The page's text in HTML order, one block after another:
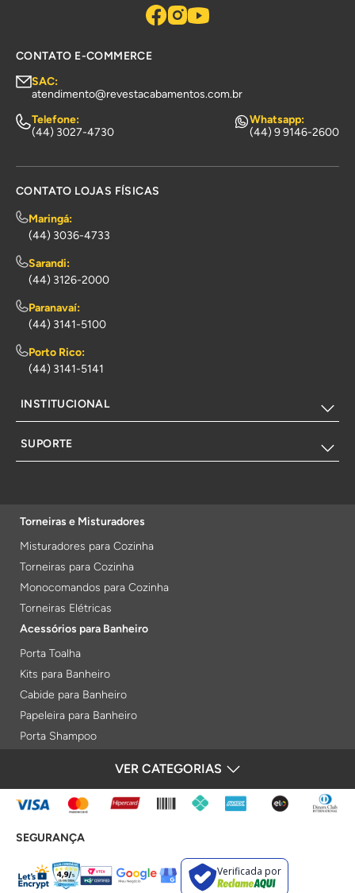
CONTATO E-COMMERCE
SAC:
atendimento@revestacabamentos.com.br
Telefone:
(44) 3027-4730
Whatsapp:
(44) 9 9146-2600
CONTATO LOJAS FÍSICAS
Maringá:
(44) 3036-4733
Sarandi:
(44) 3126-2000
Paranavaí:
(44) 3141-5100
Porto Rico:
(44) 3141-5141
INSTITUCIONAL
SUPORTE
Torneiras e Misturadores
Misturadores para Cozinha
Torneiras para Cozinha
Monocomandos para Cozinha
Torneiras Elétricas
Acessórios para Banheiro
Porta Toalha
Kits para Banheiro
Cabide para Banheiro
Papeleira para Banheiro
Porta Shampoo
Porta Toalha Aquecido
Lixeiras
Acabamentos e Registros
Bases de Registros
VER CATEGORIAS
FORMAS DE PAGAMENTO
SEGURANÇA
Verificada por